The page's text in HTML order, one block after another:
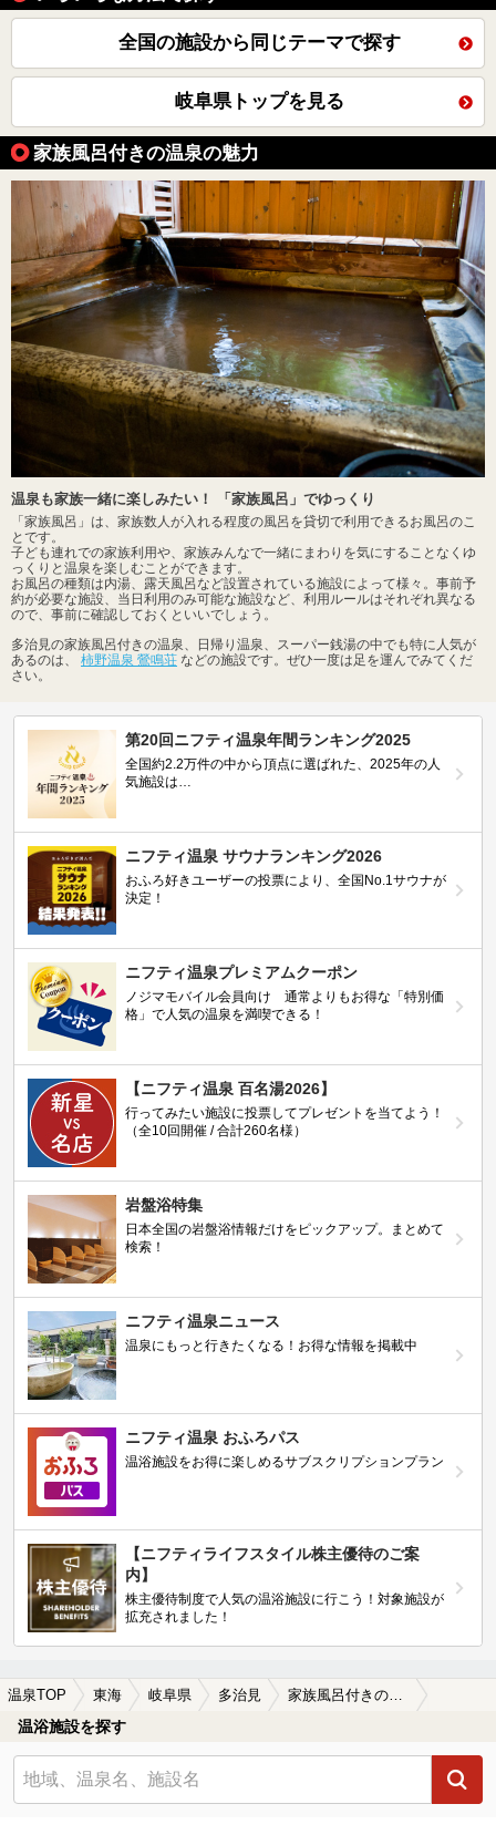
全国の施設から同じテーマで探す
岐阜県トップを見る
家族風呂付きの温泉の魅力
温泉も家族一緒に楽しみたい！ 「家族風呂」でゆっくり
「家族風呂」は、家族数人が入れる程度の風呂を貸切で利用できるお風呂のこ
とです。
子ども連れでの家族利用や、家族みんなで一緒にまわりを気にすることなくゆ
っくりと温泉を楽しむことができます。
お風呂の種類は内湯、露天風呂など設置されている施設によって様々。事前予
約が必要な施設、当日利用のみ可能な施設など、利用ルールはそれぞれ異なる
ので、事前に確認しておくといいでしょう。
多治見の家族風呂付きの温泉、日帰り温泉、スーパー銭湯の中でも特に人気が
あるのは、 柿野温泉 鶯鳴荘 などの施設です。ぜひ一度は足を運んでみてくだ
さい。
第20回ニフティ温泉年間ランキング2025
全国約2.2万件の中から頂点に選ばれた、2025年の人
気施設は…
ニフティ温泉 サウナランキング2026
おふろ好きユーザーの投票により、全国No.1サウナが
決定！
ニフティ温泉プレミアムクーポン
ノジマモバイル会員向け 通常よりもお得な「特別価
格」で人気の温泉を満喫できる！
【ニフティ温泉 百名湯2026】
行ってみたい施設に投票してプレゼントを当てよう！
（全10回開催 / 合計260名様）
岩盤浴特集
日本全国の岩盤浴情報だけをピックアップ。まとめて
検索！
ニフティ温泉ニュース
温泉にもっと行きたくなる！お得な情報を掲載中
ニフティ温泉 おふろパス
温浴施設をお得に楽しめるサブスクリプションプラン
【ニフティライフスタイル株主優待のご案
内】
株主優待制度で人気の温浴施設に行こう！対象施設が
拡充されました！
温泉TOP 東海 岐阜県 多治見 家族風呂付きの多治見の温泉、日帰り温泉、スーパー銭湯おすすめ
温浴施設を探す